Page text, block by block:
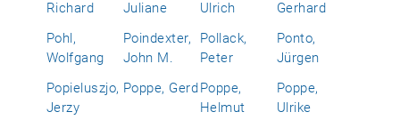
Richard
Juliane
Ulrich
Gerhard
Pohl,
Wolfgang
Poindexter,
John M.
Pollack,
Peter
Ponto,
Jürgen
Popieluszjo,
Jerzy
Poppe, GerdPoppe,
Helmut
Poppe,
Ulrike